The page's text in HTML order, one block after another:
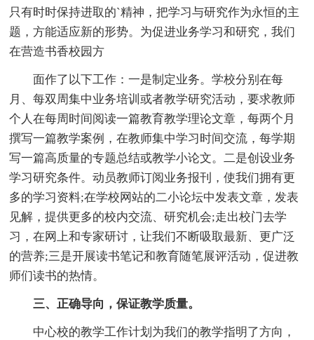
只有时时保持进取的`精神，把学习与研究作为永恒的主
题，方能适应新的形势。为促进业务学习和研究，我们
在营造书香校园方
面作了以下工作：一是制定业务。学校分别在每
月、每双周集中业务培训或者教学研究活动，要求教师
个人在每周时间阅读一篇教育教学理论文章，每两个月
撰写一篇教学案例，在教师集中学习时间交流，每学期
写一篇高质量的专题总结或教学小论文。二是创设业务
学习研究条件。动员教师订阅业务报刊，使我们拥有更
多的学习资料;在学校网站的二小论坛中发表文章，发表
见解，提供更多的校内交流、研究机会;走出校门去学
习，在网上和专家研讨，让我们不断吸取最新、更广泛
的营养;三是开展读书笔记和教育随笔展评活动，促进教
师们读书的热情。
三、正确导向，保证教学质量。
中心校的教学工作计划为我们的教学指明了方向，